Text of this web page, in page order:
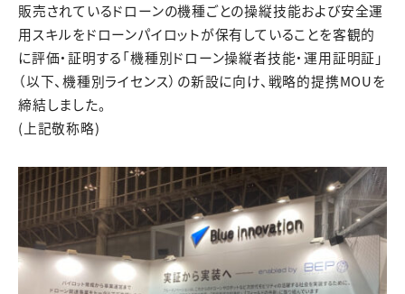
販売されているドローンの機種ごとの操縦技能および安全運
用スキルをドローンパイロットが保有していることを客観的
に評価・証明する「機種別ドローン操縦者技能・運用証明証」
（以下、機種別ライセンス）の新設に向け、戦略的提携MOUを
締結しました。
(上記敬称略)